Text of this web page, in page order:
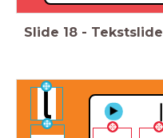
Slide 18 - Tekstslide